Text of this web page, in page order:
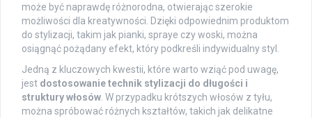
może być naprawdę różnorodna, otwierając szerokie
możliwości dla kreatywności. Dzięki odpowiednim produktom
do stylizacji, takim jak pianki, spraye czy woski, można
osiągnąć pożądany efekt, który podkreśli indywidualny styl.
Jedną z kluczowych kwestii, które warto wziąć pod uwagę,
jest dostosowanie technik stylizacji do długości i
struktury włosów. W przypadku krótszych włosów z tyłu,
można spróbować różnych kształtów, takich jak delikatne